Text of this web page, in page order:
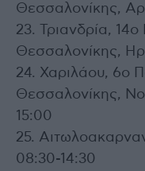
Θεσσαλονίκης,
23. Τριανδρία,
Θεσσαλονίκης,
24. Χαριλάου, 6ο
Θεσσαλονίκης,
15:00
25.
08:30-14:30